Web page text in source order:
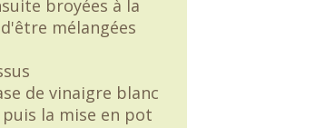
broyées à la
mélangées
de vinaigre blanc
la mise en pot